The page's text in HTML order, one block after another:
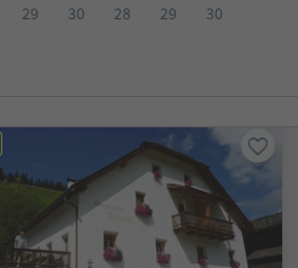
29
30
28
29 30